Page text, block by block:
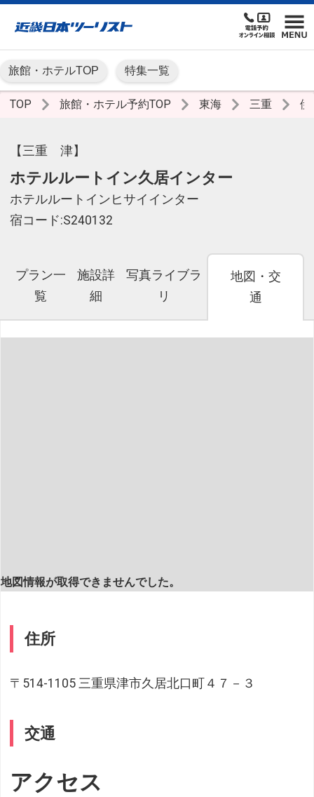
旅館・ホテルTOP 特集一覧
TOP 旅館・ホテル予約TOP 東海 三重 伊
【三重 津】
ホテルルートイン久居インター
ホテルルートインヒサイインター
宿コード:S240132
プラン一
覧
施設詳
細
写真ライブラ
リ
地図・交
通
地図情報が取得できませんでした。
住所
〒514-1105 三重県津市久居北口町４７－３
交通
アクセス